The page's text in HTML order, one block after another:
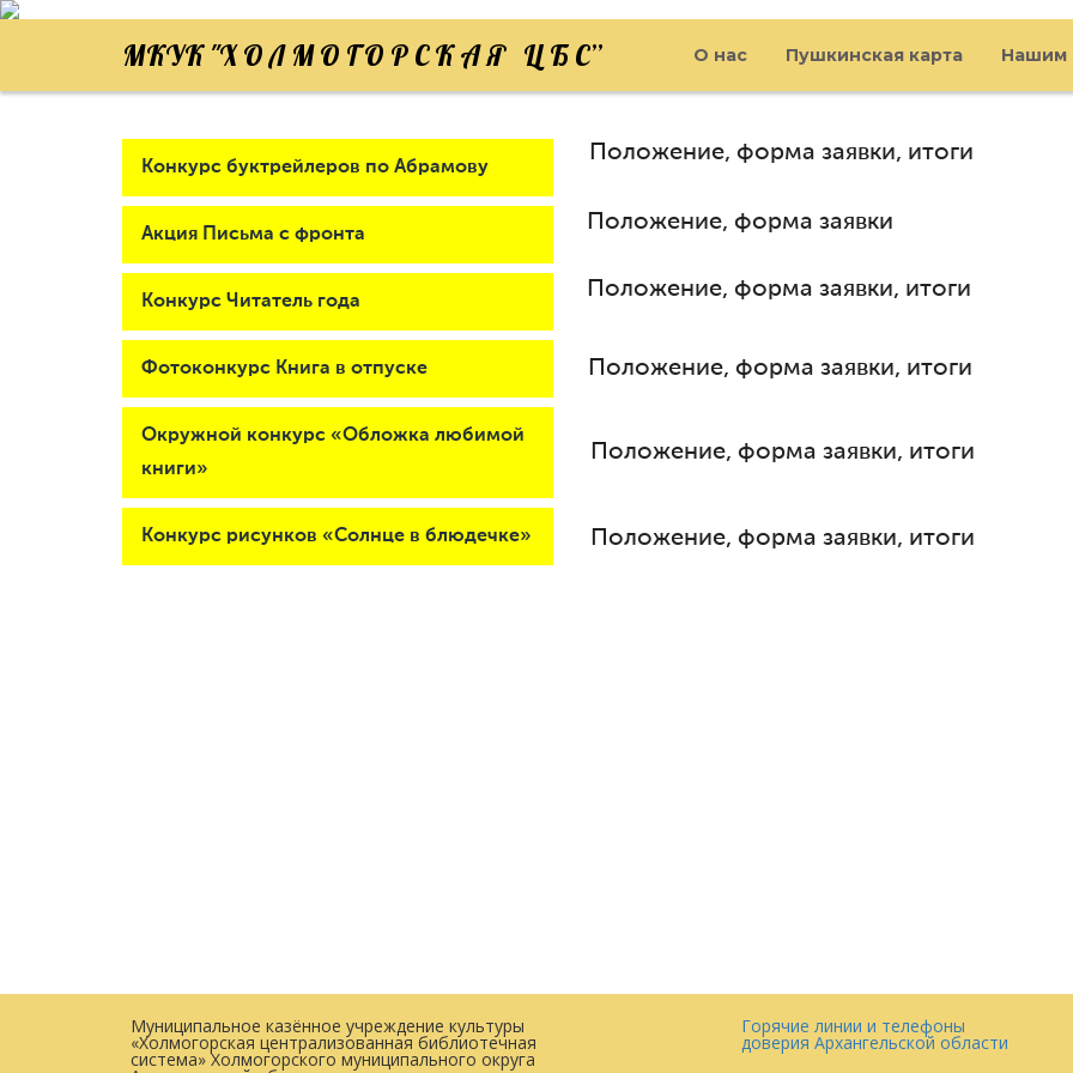
МКУК "Х О Л М О Г О Р С К А Я Ц Б С” О нас Пушкинская карта Нашим
Конкурс буктрейлеров по Абрамову
Акция Письма с фронта
Конкурс Читатель года
Фотоконкурс Книга в отпуске
Окружной конкурс «Обложка любимой
книги»
Конкурс рисунков «Солнце в блюдечке»
Положение, форма заявки, итоги
Положение, форма заявки
Положение, форма заявки, итоги
Положение, форма заявки, итоги
Положение, форма заявки, итоги
Положение, форма заявки, итоги
Муниципальное казённое учреждение культуры
«Холмогорская централизованная библиотечная
система» Холмогорского муниципального округа
Горячие линии и телефоны
доверия Архангельской области